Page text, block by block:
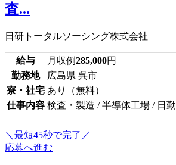
査...
日研トータルソーシング株式会社
給与 月収例285,000円
勤務地
広島県 呉市
寮・社宅 あり（無料）
仕事内容 検査・製造 / 半導体工場 / 日勤
＼最短45秒で完了／
応募へ進む